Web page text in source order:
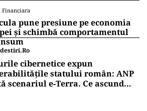
Financiara
pune presiune pe economia
și schimbă comportamentul
cibernetice expun
statului român: ANP
scenariul e‑Terra. Ce ascund